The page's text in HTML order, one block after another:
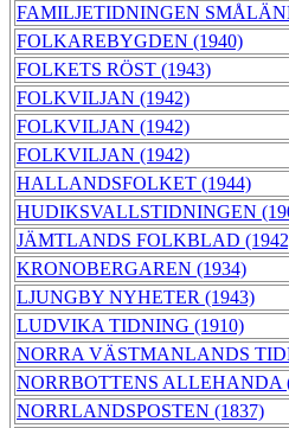
FAMILJETIDNINGEN
FOLKAREBYGDEN (1940)
FOLKETS RÖST (1943)
FOLKVILJAN (1942)
FOLKVILJAN (1942)
FOLKVILJAN (1942)
HALLANDSFOLKET (1944)
HUDIKSVALLSTIDNINGEN
JÄMTLANDS FOLKBLAD
KRONOBERGAREN (1934)
LJUNGBY NYHETER (1943)
LUDVIKA TIDNING (1910)
NORRA VÄSTMANLANDS
NORRBOTTENS ALLEHANDA
NORRLANDSPOSTEN (1837)